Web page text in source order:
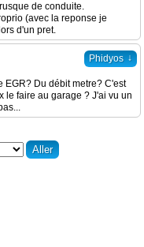
de conduite.
(avec la reponse je
d'un pret.
Phidyos ↓
EGR? Du débit metre? C'est
le faire au garage ? J'ai vu un